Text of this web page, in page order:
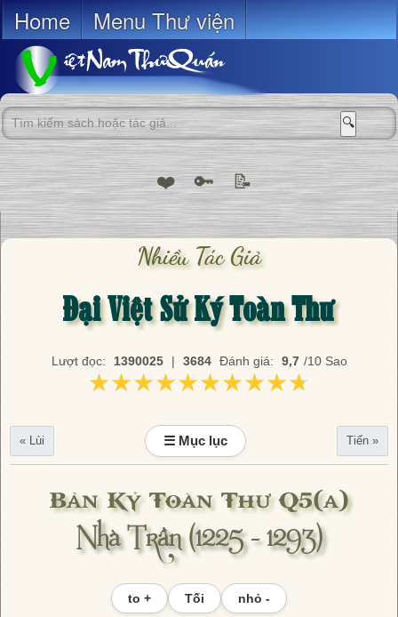
Home Menu Thư viện
🔍
❤️ 🔑 📝
Nhiều Tác Giả
Đại Việt Sử Ký Toàn Thư
Lượt đọc: 1390025 | 3684 Đánh giá: 9,7 /10 Sao
★★★★★★★★★★
★★★★★★★★★★
« Lùi ☰ Mục lục Tiến »
Bản Kỷ Toàn Thư Q5(a)
Nhà Trần (1225 - 1293)
to + Tối nhỏ -